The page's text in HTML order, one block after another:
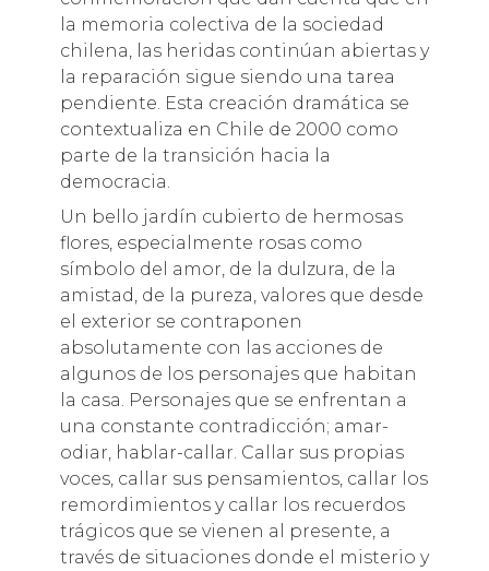
la memoria colectiva de la sociedad
chilena, las heridas continúan abiertas y
la reparación sigue siendo una tarea
pendiente. Esta creación dramática se
contextualiza en Chile de 2000 como
parte de la transición hacia la
democracia.
Un bello jardín cubierto de hermosas
flores, especialmente rosas como
símbolo del amor, de la dulzura, de la
amistad, de la pureza, valores que desde
el exterior se contraponen
absolutamente con las acciones de
algunos de los personajes que habitan
la casa. Personajes que se enfrentan a
una constante contradicción; amar-
odiar, hablar-callar. Callar sus propias
voces, callar sus pensamientos, callar los
remordimientos y callar los recuerdos
trágicos que se vienen al presente, a
través de situaciones donde el misterio y